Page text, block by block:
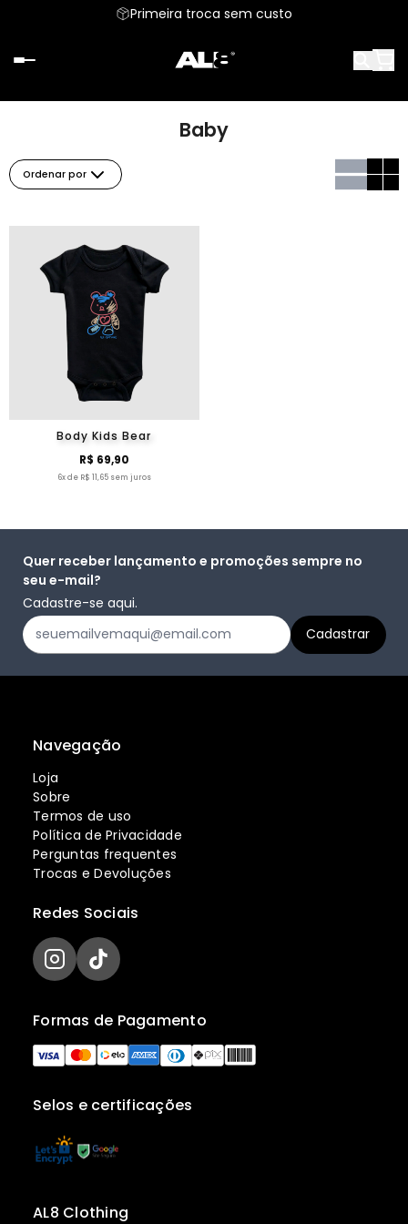
Primeira troca sem custo
Baby
Ordenar por
Body Kids Bear
R$ 69,90
6x de R$ 11,65 sem juros
Quer receber lançamento e promoções sempre no
seu e-mail?
Cadastre-se aqui.
Navegação
Loja
Sobre
Termos de uso
Política de Privacidade
Perguntas frequentes
Trocas e Devoluções
Selos e certificações
Formas de Pagamento
Redes Sociais
AL8 Clothing